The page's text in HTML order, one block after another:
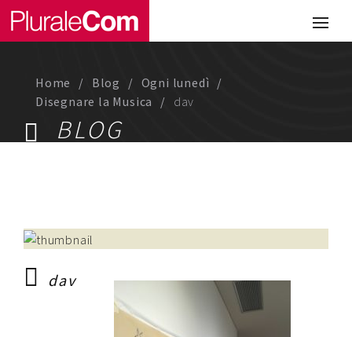
Portfolio
Comunicazione
Chi siamo
Lavora con noi
Home Blog
Ogni lunedì
Disegnare la Musica
dav
BLOG
dav